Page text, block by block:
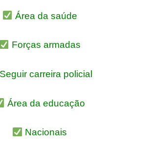
Área da saúde
Forças armadas
Seguir carreira policial
Área da educação
Nacionais